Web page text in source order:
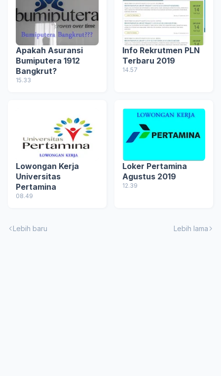
Apakah Asuransi
Bumiputera 1912
Bangkrut?
15.33
Info Rekrutmen PLN
Terbaru 2019
14.57
Lowongan Kerja
Universitas
Pertamina
08.49
Loker Pertamina
Agustus 2019
12.39
Lebih baru Lebih lama